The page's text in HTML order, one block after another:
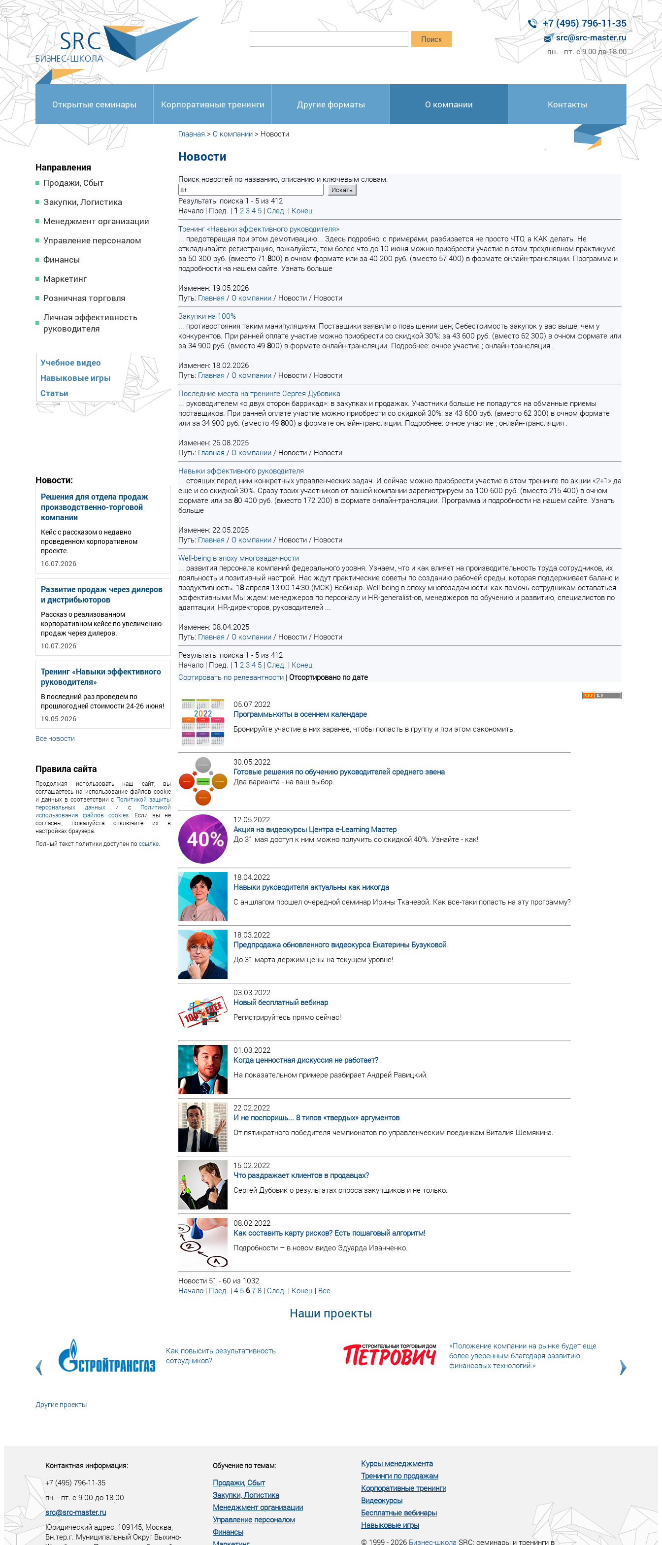
<
Поиск
+7 (495) 796-11-35
src@src-master.ru
пн. - пт. с 9.00 до 18.00
Открытые семинары Корпоративные тренинги Другие форматы О компании Контакты
Направления
Продажи, Сбыт
Закупки, Логистика
Менеджмент организации
Управление персоналом
Финансы
Маркетинг
Розничная торговля
Личная эффективность
руководителя
Учебное видео
Навыковые игры
Статьи
Новости:
Решения для отдела продаж
производственно-торговой
компании
Кейс с рассказом о недавно
проведенном корпоративном
проекте.
16.07.2026
Развитие продаж через дилеров
и дистрибьюторов
Рассказ о реализованном
корпоративном кейсе по увеличению
продаж через дилеров.
10.07.2026
Тренинг «Навыки эффективного
руководителя»
В последний раз проведем по
прошлогодней стоимости 24-26 июня!
19.05.2026
Все новости
Правила сайта
Продолжая использовать наш сайт, вы
соглашаетесь на использование файлов cookie
и данных в соответствии с Политикой защиты
персональных данных и с Политикой
использования файлов cookies . Если вы не
согласны, пожалуйста отключите их в
настройках браузера.
Полный текст политики доступен поссылке
Главная > О компании > Новости
Новости
Поиск новостей по названию, описанию и ключевым словам.
Результаты поиска 1 - 5 из 412
Начало | Пред. | 1 2 3 4 5 | След. | Конец
Тренинг «Навыки эффективного руководителя»
... предотвращая при этом демотивацию... Здесь подробно, с примерами, разбирается не просто ЧТО, а КАК делать. Не
откладывайте регистрацию, пожалуйста, тем более что до 10 июня можно приобрести участие в этом трехдневном практикуме
за 50 300 руб. (вместо 71 800) в очном формате или за 40 200 руб. (вместо 57 400) в формате онлайн-трансляции. Программа и
подробности на нашем сайте. Узнать больше
Изменен: 19.05.2026
Путь: Главная / О компании / Новости / Новости
Закупки на 100%
... противостояния таким манипуляциям; Поставщики заявили о повышении цен; Себестоимость закупок у вас выше, чем у
конкурентов. При ранней оплате участие можно приобрести со скидкой 30%: за 43 600 руб. (вместо 62 300) в очном формате или
за 34 900 руб. (вместо 49 800) в формате онлайн-трансляции. Подробнее: очное участие ; онлайн-трансляция .
Изменен: 18.02.2026
Путь: Главная / О компании / Новости / Новости
Последние места на тренинге Сергея Дубовика
... руководителем «с двух сторон баррикад»: в закупках и продажах. Участники больше не попадутся на обманные приемы
поставщиков. При ранней оплате участие можно приобрести со скидкой 30%: за 43 600 руб. (вместо 62 300) в очном формате
или за 34 900 руб. (вместо 49 800) в формате онлайн-трансляции. Подробнее: очное участие ; онлайн-трансляция .
Изменен: 26.08.2025
Путь: Главная / О компании / Новости / Новости
Навыки эффективного руководителя
... стоящих перед ним конкретных управленческих задач. И сейчас можно приобрести участие в этом тренинге по акции «2+1» да
еще и со скидкой 30%. Сразу троих участников от вашей компании зарегистрируем за 100 600 руб. (вместо 215 400) в очном
формате или за 80 400 руб. (вместо 172 200) в формате онлайн-трансляции. Программа и подробности на нашем сайте. Узнать
больше
Изменен: 22.05.2025
Путь: Главная / О компании / Новости / Новости
Well-being в эпоху многозадачности
... развития персонала компаний федерального уровня. Узнаем, что и как влияет на производительность труда сотрудников, их
лояльность и позитивный настрой. Нас ждут практические советы по созданию рабочей среды, которая поддерживает баланс и
продуктивность. 18апреля 13:00-14:30 (МСК) Вебинар. Well-being в эпоху многозадачности: как помочь сотрудникам оставаться
эффективными Мы ждем: менеджеров по персоналу и HR-generalist-ов, менеджеров по обучению и развитию, специалистов по
адаптации, HR-директоров, руководителей ...
Изменен: 08.04.2025
Путь: Главная / О компании / Новости / Новости
Результаты поиска 1 - 5 из 412
Начало | Пред. | 1 2 3 4 5 | След. | Конец
Сортировать по релевантности | Отсортировано по дате
05.07.2022
Программы-хиты в осеннем календаре
Бронируйте участие в них заранее, чтобы попасть в группу и при этом сэкономить.
30.05.2022
Готовые решения по обучению руководителей среднего звена
Два варианта - на ваш выбор.
12.05.2022
Акция на видеокурсы Центра e-Learning Мастер
До 31 мая доступ к ним можно получить со скидкой 40%. Узнайте - как!
18.04.2022
Навыки руководителя актуальны как никогда
С аншлагом прошел очередной семинар Ирины Ткачевой. Как все-таки попасть на эту программу?
18.03.2022
Предпродажа обновленного видеокурса Екатерины Бузуковой
До 31 марта держим цены на текущем уровне!
03.03.2022
Новый бесплатный вебинар
Регистрируйтесь прямо сейчас!
01.03.2022
Когда ценностная дискуссия не работает?
На показательном примере разбирает Андрей Равицкий.
22.02.2022
И не поспоришь... 8 типов «твердых» аргументов
От пятикратного победителя чемпионатов по управленческим поединкам Виталия Шемякина.
15.02.2022
Что раздражает клиентов в продавцах?
Сергей Дубовик о результатах опроса закупщиков и не только.
08.02.2022
Как составить карту рисков? Есть пошаговый алгоритм!
Подробности – в новом видео Эдуарда Иванченко.
Новости 51 - 60 из 1032
Начало | Пред. | 4 5 6 7 8 | След. | Конец | Все
Наши проекты
Как повысить результативность
сотрудников?
«Положение компании на рынке будет еще
более уверенным благодаря развитию
финансовых технологий.»
Другие проекты
Контактная информация:
+7 (495) 796-11-35
пн. - пт. с 9.00 до 18.00
src@src-master.ru
Юридический адрес: 109145, Москва,
Вн.тер.г. Муниципальный Округ Выхино-
Обучение по темам:
Продажи, Сбыт
Закупки, Логистика
Менеджмент организации
Управление персоналом
Финансы
Курсы менеджмента
Тренинги по продажам
Корпоративные тренинги
Видеокурсы
Бесплатные вебинары
Навыковые игры
© 1999 - 2026 Бизнес-школа SRC: семинары и тренинги в